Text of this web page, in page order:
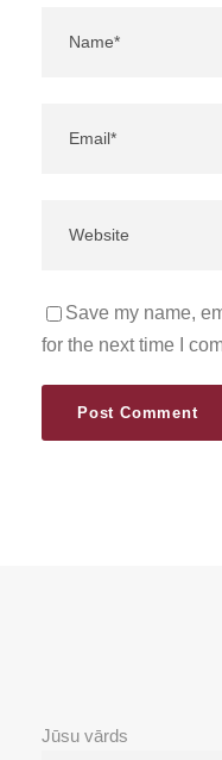
Save my name,
for the next time I
Jūsu vārds